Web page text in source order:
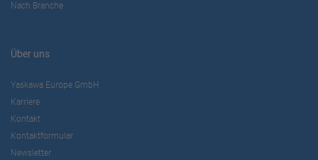
Nach Branche
Über uns
Yaskawa Europe GmbH
Karriere
Kontakt
Kontaktformular
Newsletter